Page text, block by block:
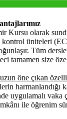
Kursu olarak
kontrol üniteleri
Tüm
tamamen size
öne çıkan
harmanlandığı
uygulamalı vaka
ile öğrenim